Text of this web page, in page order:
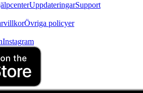
UppdateringarSupport
Övriga policyer
Instagram